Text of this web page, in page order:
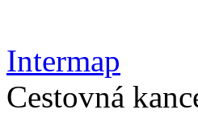
Intermap
Cestovná